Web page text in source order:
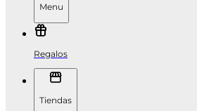
Menu
Regalos
Tiendas